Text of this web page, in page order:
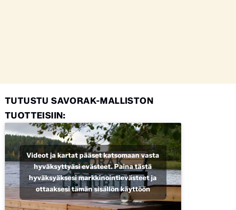
TUTUSTU SAVORAK-MALLISTON
TUOTTEISIIN:
Videot ja kartat pääset katsomaan vasta
hyväksyttyäsi evästeet. Paina tästä
hyväksyäksesi markkinointievästeet ja
ottaaksesi tämän sisällön käyttöön